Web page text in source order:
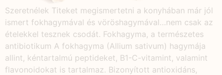
Szeretnélek Titeket megismertetni a konyhában már jól
ismert fokhagymával és vöröshagymával…nem csak az
ételekkel tesznek csodát. Fokhagyma, a természetes
antibiotikum A fokhagyma (Allium sativum) hagymája
allint, kéntartalmú peptideket, B1-C-vitamint, valamint
flavonoidokat is tartalmaz. Bizonyított antioxidáns,